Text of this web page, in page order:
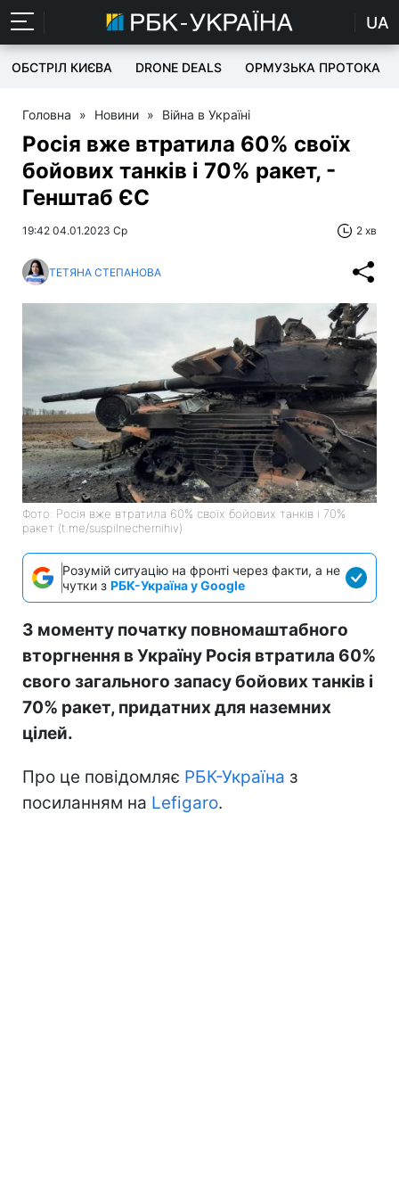
UA
ОБСТРІЛ КИЄВА DRONE DEALS ОРМУЗЬКА ПРОТОКА
Головна » Новини » Війна в Україні
Росія вже втратила 60% своїх
бойових танків і 70% ракет, -
Генштаб ЄС
19:42 04.01.2023 Ср 2 хв
ТЕТЯНА СТЕПАНОВА
Фото: Росія вже втратила 60% своїх бойових танків і 70%
ракет (t.me/suspilnechernihiv)
Розумій ситуацію на фронті через факти, а не
чутки з РБК-Україна у Google
З моменту початку повномаштабного
вторгнення в Україну Росія втратила 60%
свого загального запасу бойових танків і
70% ракет, придатних для наземних
цілей.
Про це повідомляє РБК-Україна з
посиланням на Lefigaro.